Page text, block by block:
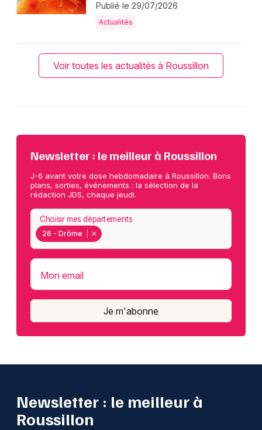
Publié le 29/07/2026
Actualités
Voir toutes les actualités à Roussillon
Newsletter : le meilleur à Roussillon
J-6 avant votre dose hebdomadaire à Roussillon. Bons
plans, sorties, événements : la sélection de la
rédaction JDS, chaque jeudi.
26 - Drôme
Choisir mes départements
Mon email
Je m'abonne
Newsletter : le meilleur à
Roussillon